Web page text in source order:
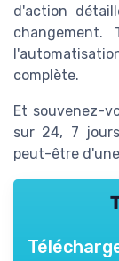
d'action
complète.
Et souvenez-
sur 24, 7
peut-être